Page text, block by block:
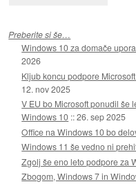
Preberite si še…
Windows 10 za domače
2026
Kljub koncu podpore
12. nov 2025
V EU bo Microsoft ponudil še
Windows 10 ::26. sep 2025
Office na Windows 10 bo
Windows 11 še vedno ni
Zgolj še eno leto podpore za
Zbogom, Windows 7 in